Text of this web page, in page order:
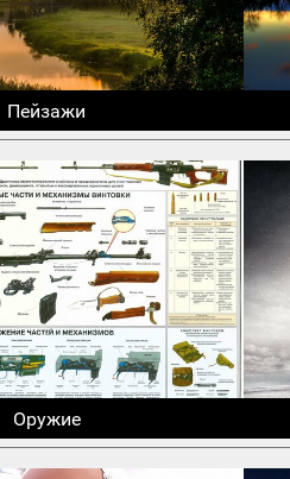
Пейзажи
Оружие